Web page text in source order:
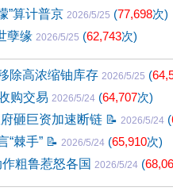
”算计普京 2026/5/25 (77,698次)
孽缘 2026/5/25 (62,743次)
除高浓缩铀库存 2026/5/25 (
购交易 2026/5/24 (64,707次)
砸巨资加速断链 📝 2026/5/24 (
“棘手” 📝 2026/5/24 (65,910次)
粗鲁惹怒各国 2026/5/24 (